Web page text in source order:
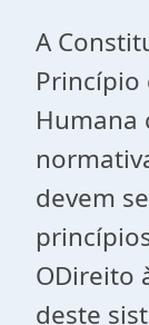
A
Princípio
Humana
devem
ODireito
deste